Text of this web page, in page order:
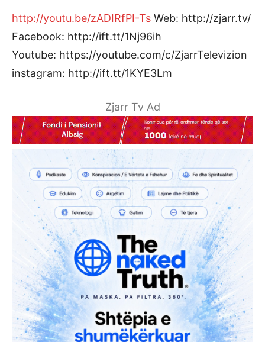
http://youtu.be/zADIRfPI-Ts Web: http://zjarr.tv/
Facebook: http://ift.tt/1Nj96ih
Youtube: https://youtube.com/c/ZjarrTelevizion
instagram: http://ift.tt/1KYE3Lm
Zjarr Tv Ad